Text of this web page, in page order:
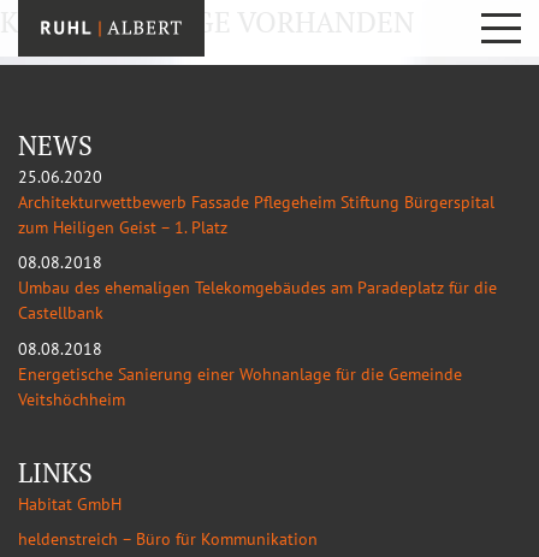
KEINE EINTRÄGE VORHANDEN
NEWS
25.06.2020
Architekturwettbewerb Fassade Pflegeheim Stiftung Bürgerspital
zum Heiligen Geist – 1. Platz
08.08.2018
Umbau des ehemaligen Telekomgebäudes am Paradeplatz für die
Castellbank
08.08.2018
Energetische Sanierung einer Wohnanlage für die Gemeinde
Veitshöchheim
LINKS
Habitat GmbH
heldenstreich – Büro für Kommunikation